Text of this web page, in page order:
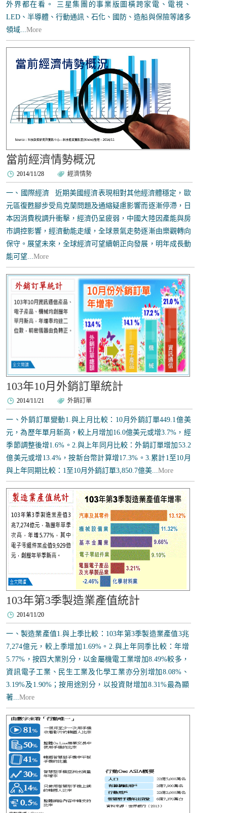
外界都在看。 三星集團的事業版圖橫跨家電、電視、
LED、半導體、行動通訊、石化、國防、造船與保險等諸多
領域...More
當前經濟情勢概況
2014/11/28 經濟情勢
一、國際經濟 近期美國經濟表現相對其他經濟體穩定，歐
元區復甦腳步受烏克蘭問題及通縮疑慮影響而逐漸停滯，日
本因消費稅調升衝擊，經濟仍呈疲弱，中國大陸因產能與房
市調控影響，經濟動能走緩，全球景氣走勢逐漸由樂觀轉向
保守。展望未來，全球經濟可望續朝正向發展，明年成長動
能可望...More
103年10月外銷訂單統計
2014/11/21 外銷訂單
一、外銷訂單變動1.與上月比較：10月外銷訂單449.1億美
元，為歷年單月新高，較上月增加16.0億美元或增3.7%，經
季節調整後增1.6%。2.與上年同月比較：外銷訂單增加53.2
億美元或增13.4%，按新台幣計算增17.3%。3.累計1至10月
與上年同期比較：1至10月外銷訂單3,850.7億美...More
103年第3季製造業產值統計
2014/11/20
一、製造業產值1.與上季比較：103年第3季製造業產值3兆
7,274億元，較上季增加1.69%。2.與上年同季比較：年增
5.77%，按四大業別分，以金屬機電工業增加8.49%較多，
資訊電子工業、民生工業及化學工業亦分別增加8.08%、
3.19%及1.90%；按用途別分，以投資財增加8.31%最為顯
著...More